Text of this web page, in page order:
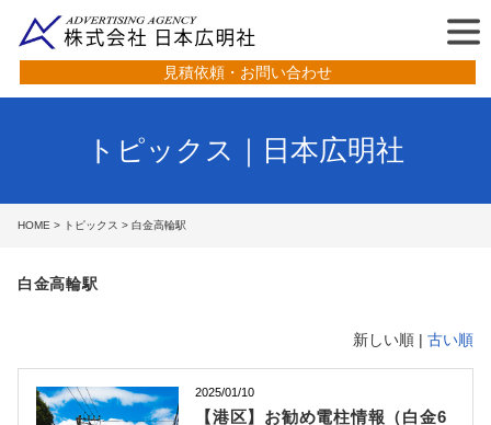
見積依頼・お問い合わせ
トピックス｜日本広明社
HOME > トピックス > 白金高輪駅
白金高輪駅
新しい順 | 古い順
2025/01/10
【港区】お勧め電柱情報（白金6